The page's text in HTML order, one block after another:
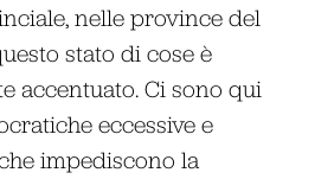
nelle province del
stato di cose è
accentuato. Ci sono qui
eccessive e
impediscono la